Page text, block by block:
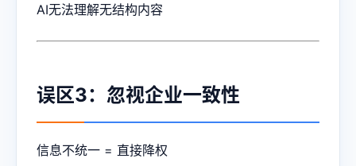
AI无法理解无结构内容
误区3：忽视企业一致性
信息不统一 = 直接降权